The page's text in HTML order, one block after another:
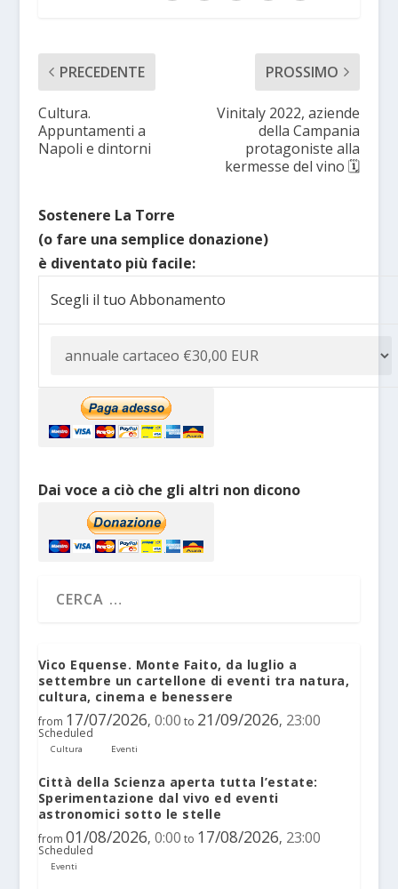
PRECEDENTE
Cultura.
Appuntamenti a
Napoli e dintorni
PROSSIMO
Vinitaly 2022, aziende
della Campania
protagoniste alla
kermesse del vino 🗓
Sostenere La Torre
(o fare una semplice donazione)
è diventato più facile:
Scegli il tuo Abbonamento
Dai voce a ciò che gli altri non dicono
Vico Equense. Monte Faito, da luglio a
settembre un cartellone di eventi tra natura,
cultura, cinema e benessere
from 17/07/2026, 0:00 to 21/09/2026, 23:00
Scheduled
Cultura Eventi
Città della Scienza aperta tutta l’estate:
Sperimentazione dal vivo ed eventi
astronomici sotto le stelle
from 01/08/2026, 0:00 to 17/08/2026, 23:00
Scheduled
Eventi